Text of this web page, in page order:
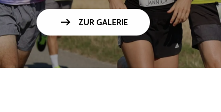
arrow_right_alt ZUR GALERIE